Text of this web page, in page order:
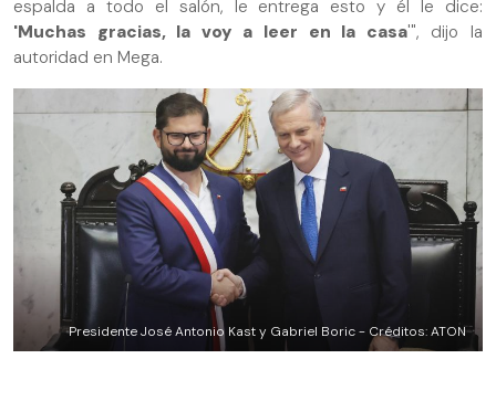
espalda a todo el salón, le entrega esto y él le dice:
'Muchas gracias, la voy a leer en la casa'", dijo la
autoridad en Mega.
Presidente José Antonio Kast y Gabriel Boric - Créditos: ATON